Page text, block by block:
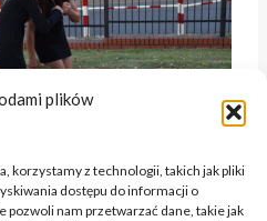
plików
korzystamy z technologii, takich jak pliki
dostępu do informacji o
pozwoli nam przetwarzać dane, takie jak